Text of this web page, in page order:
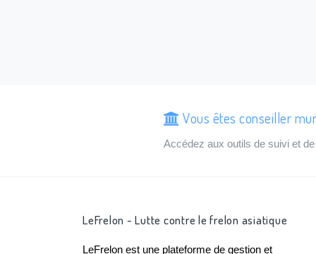
Vous êtes conseiller
Accédez aux outils de suivi et
LeFrelon - Lutte contre le frelon asiatique
LeFrelon est une plateforme de gestion et